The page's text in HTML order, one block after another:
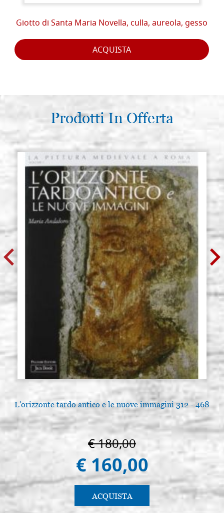
Giotto di Santa Maria Novella, culla, aureola, gesso
ACQUISTA
Prodotti In Offerta
L'orizzonte tardo antico e le nuove immagini 312 - 468
€ 180,00
€ 160,00
ACQUISTA